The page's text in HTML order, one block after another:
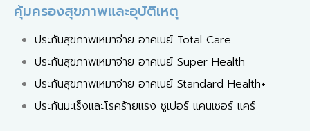
คุ้มครองสุขภาพและอุบัติเหตุ
ประกันสุขภาพเหมาจ่าย อาคเนย์ Total Care
ประกันสุขภาพเหมาจ่าย อาคเนย์ Super Health
ประกันสุขภาพเหมาจ่าย อาคเนย์ Standard Health+
ประกันมะเร็งและโรคร้ายแรง ซูเปอร์ แคนเซอร์ แคร์